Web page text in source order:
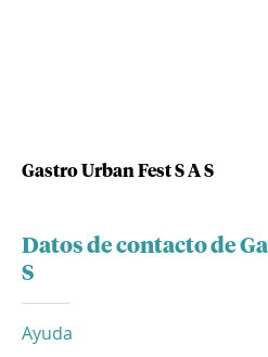
Gastro Urban Fest S A S
Datos de contacto de
S
Ayuda